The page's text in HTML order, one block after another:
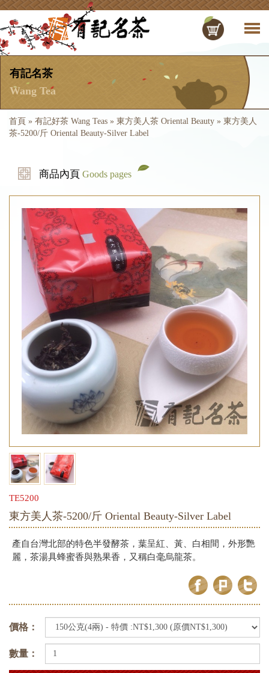
有記名茶
Wang Tea
首頁 » 有記好茶 Wang Teas » 東方美人茶 Oriental Beauty » 東方美人
茶-5200/斤 Oriental Beauty-Silver Label
商品內頁 Goods pages
TE5200
東方美人茶-5200/斤 Oriental Beauty-Silver Label
產自台灣北部的特色半發酵茶，葉呈紅、黃、白相間，外形艷
麗，茶湯具蜂蜜香與熟果香，又稱白毫烏龍茶。
價格：
數量：